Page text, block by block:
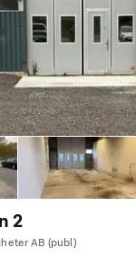
2
AB (publ)